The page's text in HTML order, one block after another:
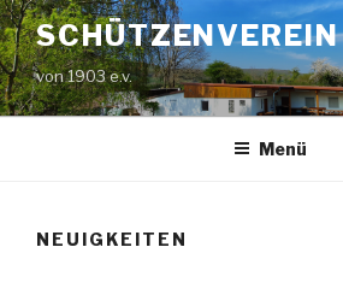
Zum
Inhalt
springenvon 1903 e.v.
Menü
NEUIGKEITEN